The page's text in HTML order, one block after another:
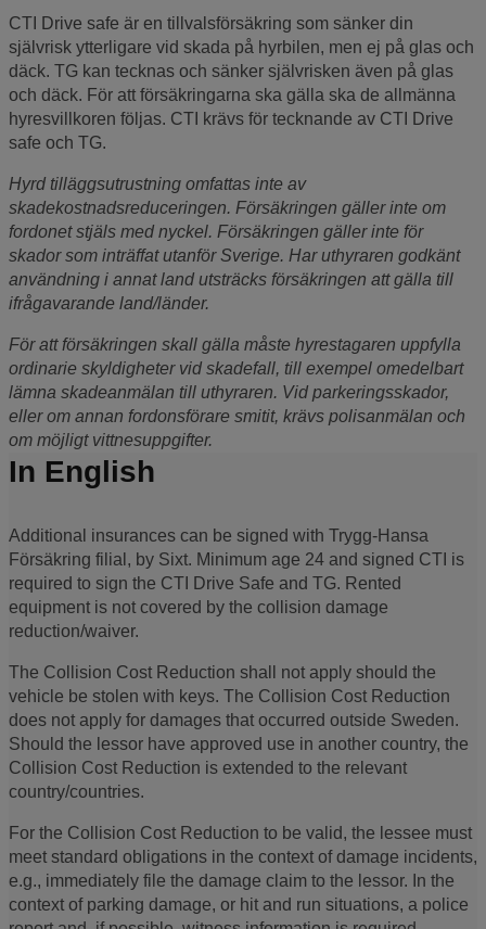
CTI Drive safe är en tillvalsförsäkring som sänker din
självrisk ytterligare vid skada på hyrbilen, men ej på glas och
däck. TG kan tecknas och sänker självrisken även på glas
och däck. För att försäkringarna ska gälla ska de allmänna
hyresvillkoren följas. CTI krävs för tecknande av CTI Drive
safe och TG.
Hyrd tilläggsutrustning omfattas inte av
skadekostnadsreduceringen. Försäkringen gäller inte om
fordonet stjäls med nyckel. Försäkringen gäller inte för
skador som inträffat utanför Sverige. Har uthyraren godkänt
användning i annat land utsträcks försäkringen att gälla till
ifrågavarande land/länder.
För att försäkringen skall gälla måste hyrestagaren uppfylla
ordinarie skyldigheter vid skadefall, till exempel omedelbart
lämna skadeanmälan till uthyraren. Vid parkeringsskador,
eller om annan fordonsförare smitit, krävs polisanmälan och
om möjligt vittnesuppgifter.
In English
Additional insurances can be signed with Trygg-Hansa
Försäkring filial, by Sixt. Minimum age 24 and signed CTI is
required to sign the CTI Drive Safe and TG. Rented
equipment is not covered by the collision damage
reduction/waiver.
The Collision Cost Reduction shall not apply should the
vehicle be stolen with keys. The Collision Cost Reduction
does not apply for damages that occurred outside Sweden.
Should the lessor have approved use in another country, the
Collision Cost Reduction is extended to the relevant
country/countries.
For the Collision Cost Reduction to be valid, the lessee must
meet standard obligations in the context of damage incidents,
e.g., immediately file the damage claim to the lessor. In the
context of parking damage, or hit and run situations, a police